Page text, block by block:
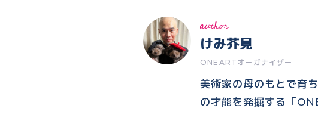
author
けみ芥見
ONEARTオーガナイザー
美術家の母のもとで育
の才能を発掘する「